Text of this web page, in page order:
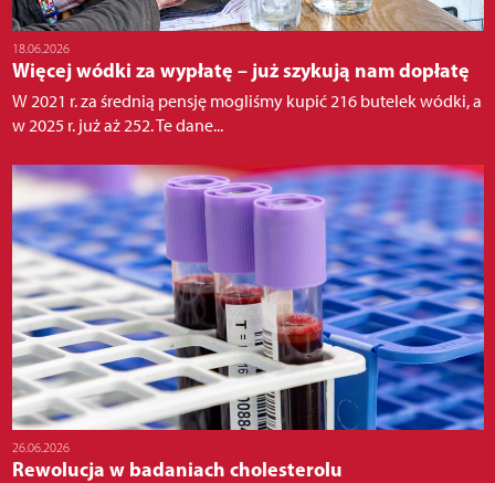
18.06.2026
Więcej wódki za wypłatę – już szykują nam dopłatę
W 2021 r. za średnią pensję mogliśmy kupić 216 butelek wódki, a
w 2025 r. już aż 252. Te dane...
26.06.2026
Rewolucja w badaniach cholesterolu